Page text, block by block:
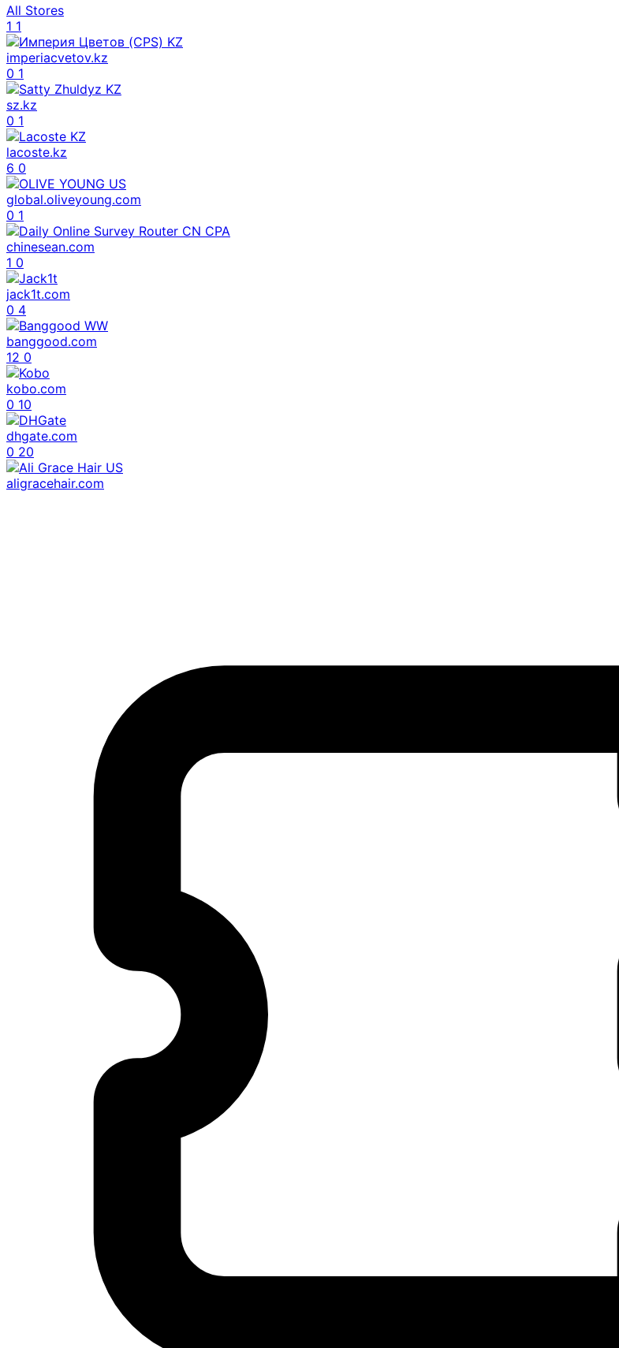
All Stores
1 1
imperiacvetov.kz
0 1
sz.kz
0 1
lacoste.kz
6 0
global.oliveyoung.com
0 1
chinesean.com
1 0
jack1t.com
0 4
banggood.com
12 0
kobo.com
0 10
dhgate.com
0 20
aligracehair.com